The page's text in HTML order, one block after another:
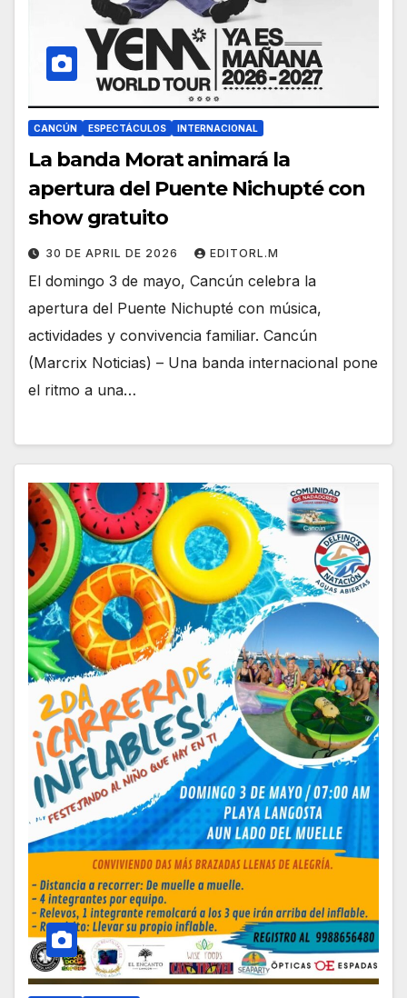
CANCÚN ESPECTÁCULOS INTERNACIONAL
La banda Morat animará la
apertura del Puente Nichupté con
show gratuito
30 DE APRIL DE 2026 EDITORL.M
El domingo 3 de mayo, Cancún celebra la
apertura del Puente Nichupté con música,
actividades y convivencia familiar. Cancún
(Marcrix Noticias) – Una banda internacional pone
el ritmo a una…